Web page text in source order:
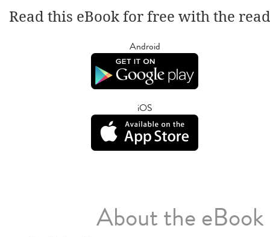
Read this eBook for free with the
Android
iOS
About the eBook